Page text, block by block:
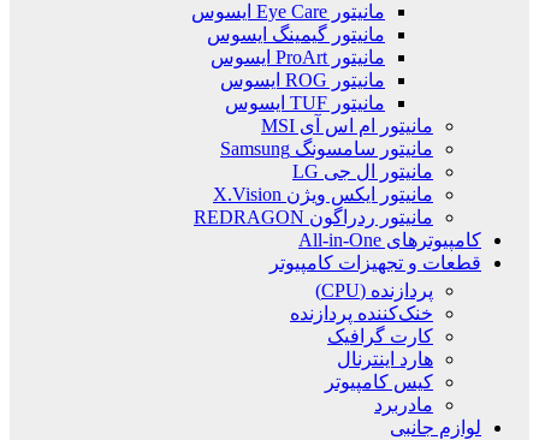
مانیتور Eye Care ایسوس
مانیتور گیمینگ ایسوس
مانیتور ProArt ایسوس
مانیتور ROG ایسوس
مانیتور TUF ایسوس
مانیتور ام اس آی MSI
مانیتور سامسونگ Samsung
مانیتور ال جی LG
مانیتور ایکس ویژن X.Vision
مانیتور ردراگون REDRAGON
کامپیوترهای All-in-One
قطعات و تجهیزات کامپیوتر
پردازنده (CPU)
خنک‌کننده پردازنده
کارت گرافیک
هارد اینترنال
کیس کامپیوتر
مادربرد
لوازم جانبی